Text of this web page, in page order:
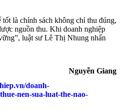
tốt là chính sách không chỉ thu đúng,
nguồn thu. Khi doanh nghiệp
luật sư Lê Thị Nhung nhấn
Nguyễn Giang
doanh-
nen-sua-luat-the-nao-